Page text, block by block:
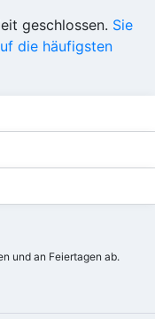
geschlossen. Sie
die häufigsten
und an Feiertagen ab.